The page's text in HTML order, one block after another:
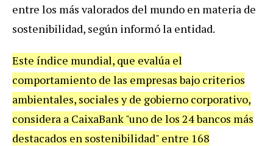
entre los más valorados del mundo en materia de
sostenibilidad, según informó la entidad.
Este índice mundial, que evalúa el
comportamiento de las empresas bajo criterios
ambientales, sociales y de gobierno corporativo,
considera a CaixaBank "uno de los 24 bancos más
destacados en sostenibilidad" entre 168